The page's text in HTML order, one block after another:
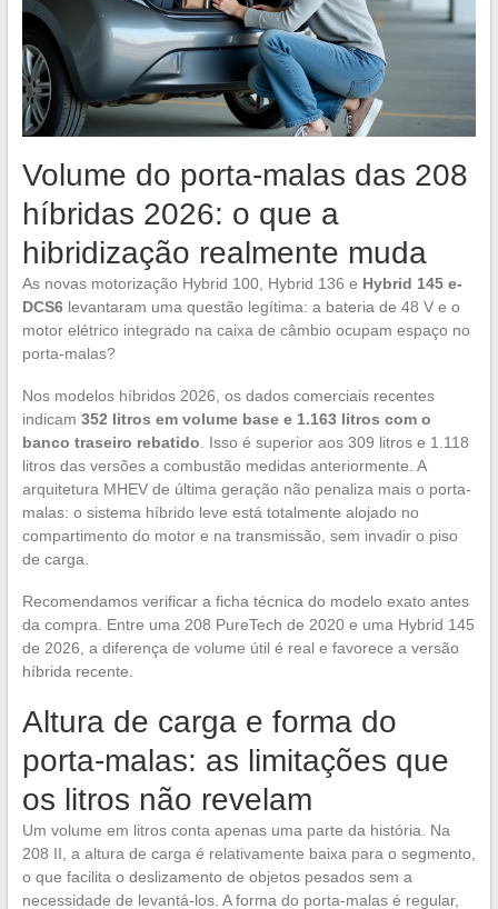
Volume do porta-malas das 208
híbridas 2026: o que a
hibridização realmente muda
As novas motorização Hybrid 100, Hybrid 136 e Hybrid 145 e-
DCS6levantaram uma questão legítima: a bateria de 48 V e o
motor elétrico integrado na caixa de câmbio ocupam espaço no
porta-malas?
Nos modelos híbridos 2026, os dados comerciais recentes
indicam 352 litros em volume base e 1.163 litros com o
banco traseiro rebatido . Isso é superior aos 309 litros e 1.118
litros das versões a combustão medidas anteriormente. A
arquitetura MHEV de última geração não penaliza mais o porta-
malas: o sistema híbrido leve está totalmente alojado no
compartimento do motor e na transmissão, sem invadir o piso
de carga.
Recomendamos verificar a ficha técnica do modelo exato antes
da compra. Entre uma 208 PureTech de 2020 e uma Hybrid 145
de 2026, a diferença de volume útil é real e favorece a versão
híbrida recente.
Altura de carga e forma do
porta-malas: as limitações que
os litros não revelam
Um volume em litros conta apenas uma parte da história. Na
208 II, a altura de carga é relativamente baixa para o segmento,
o que facilita o deslizamento de objetos pesados sem a
necessidade de levantá-los. A forma do porta-malas é regular,